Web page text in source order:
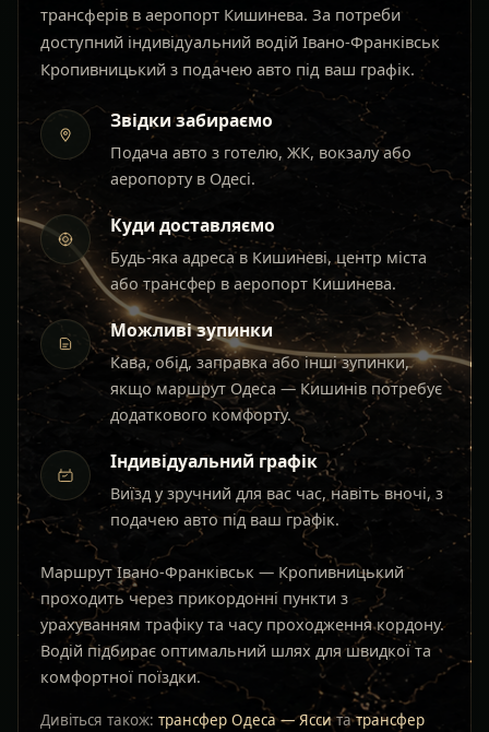
трансферів в аеропорт Кишинева. За потреби
доступний індивідуальний водій Івано-Франківськ
Кропивницький з подачею авто під ваш графік.
Звідки забираємо
Подача авто з готелю, ЖК, вокзалу або
аеропорту в Одесі.
Куди доставляємо
Будь-яка адреса в Кишиневі, центр міста
або трансфер в аеропорт Кишинева.
Можливі зупинки
Кава, обід, заправка або інші зупинки,
якщо маршрут Одеса — Кишинів потребує
додаткового комфорту.
Індивідуальний графік
Виїзд у зручний для вас час, навіть вночі, з
подачею авто під ваш графік.
Маршрут Івано-Франківськ — Кропивницький
проходить через прикордонні пункти з
урахуванням трафіку та часу проходження кордону.
Водій підбирає оптимальний шлях для швидкої та
комфортної поїздки.
Дивіться також: трансфер Одеса — Ясситатрансфер